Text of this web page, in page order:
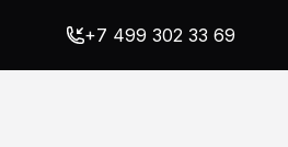
+7 499 302 33 69